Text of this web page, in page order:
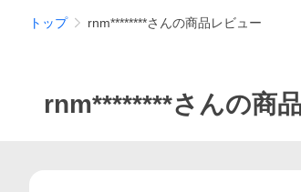
トップ rnm********さんの商品レビュー
rnm********さんの商